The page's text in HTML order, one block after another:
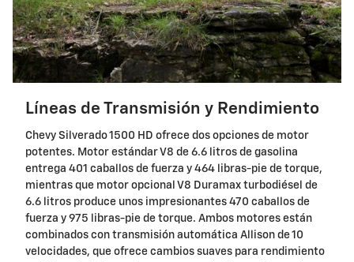
Líneas de Transmisión y Rendimiento
Chevy Silverado 1500 HD ofrece dos opciones de motor
potentes. Motor estándar V8 de 6.6 litros de gasolina
entrega 401 caballos de fuerza y 464 libras-pie de torque,
mientras que motor opcional V8 Duramax turbodiésel de
6.6 litros produce unos impresionantes 470 caballos de
fuerza y 975 libras-pie de torque. Ambos motores están
combinados con transmisión automática Allison de 10
velocidades, que ofrece cambios suaves para rendimiento